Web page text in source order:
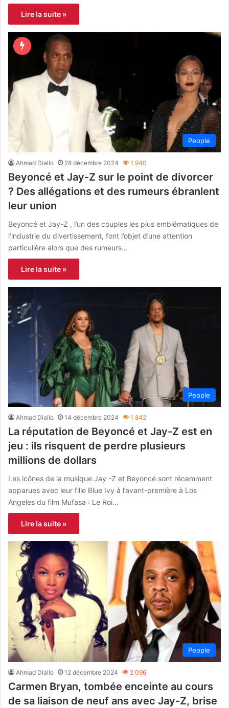
Lire la suite »
People
Ahmad Diallo 28 décembre 2024 1 940
Beyoncé et Jay-Z sur le point de divorcer
? Des allégations et des rumeurs ébranlent
leur union
Beyoncé et Jay-Z , l’un des couples les plus emblématiques de
l’industrie du divertissement, font l’objet d’une attention
particulière alors que des rumeurs…
Lire la suite »
People
Ahmad Diallo 14 décembre 2024 1 842
La réputation de Beyoncé et Jay-Z est en
jeu : ils risquent de perdre plusieurs
millions de dollars
Les icônes de la musique Jay -Z et Beyoncé sont récemment
apparues avec leur fille Blue Ivy à l’avant-première à Los
Angeles du film Mufasa : Le Roi…
Lire la suite »
People
Ahmad Diallo 12 décembre 2024 2 096
Carmen Bryan, tombée enceinte au cours
de sa liaison de neuf ans avec Jay-Z, brise